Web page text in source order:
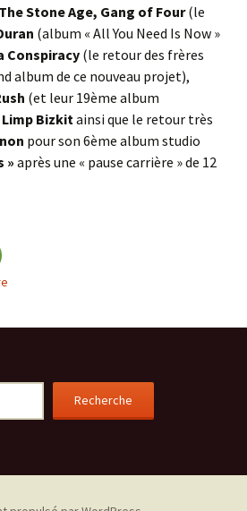
Stone Age, Gang of Four(le
(album « All You Need Is Now »
Conspiracy(le retour des frères
album de ce nouveau projet),
(et leur 19ème album
Limp Bizkitainsi que le retour très
pour son 6ème album studio
» après une « pause carrière » de 12
Recherche